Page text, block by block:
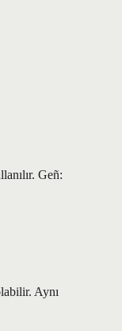
Geñ:
Aynı